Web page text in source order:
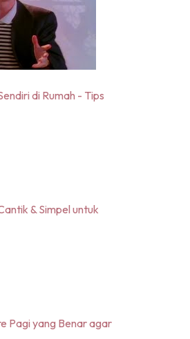
di Rumah - Tips
& Simpel untuk
Pagi yang Benar agar